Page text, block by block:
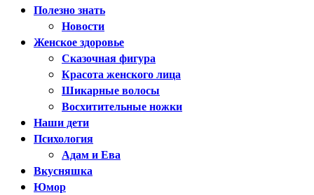
Полезно знать
Новости
Женское здоровье
Сказочная фигура
Красота женского лица
Шикарные волосы
Восхитительные ножки
Наши дети
Психология
Адам и Ева
Вкусняшка
Юмор